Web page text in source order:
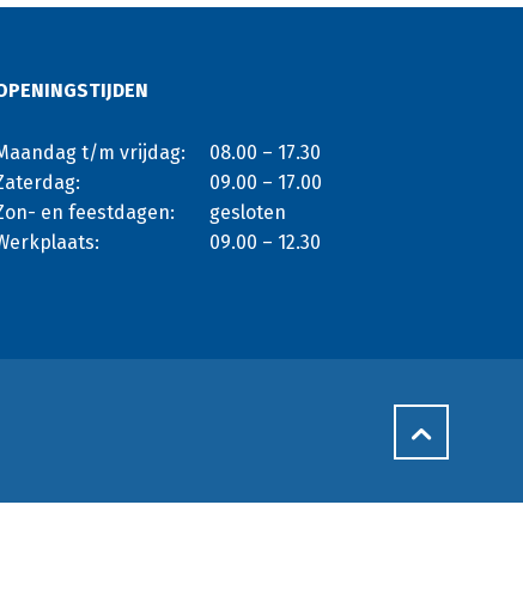
t/m vrijdag:
08.00 – 17.30
09.00 – 17.00
en feestdagen:
gesloten
09.00 – 12.30